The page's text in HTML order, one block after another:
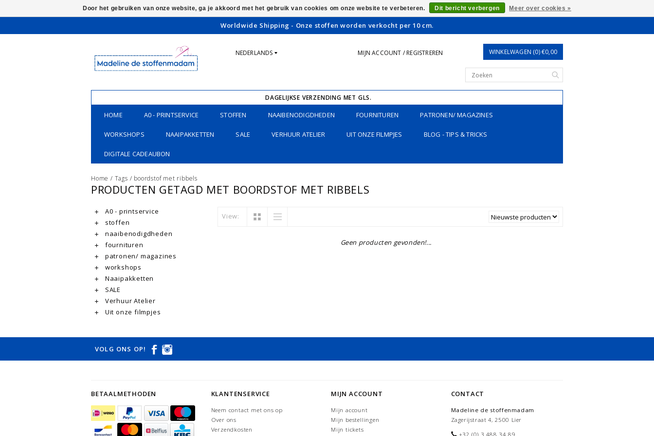
Worldwide Shipping - Onze stoffen worden verkocht per 10 cm.
NEDERLANDS MIJN ACCOUNT / REGISTREREN WINKELWAGEN (0) €0,00
DAGELIJKSE VERZENDING MET GLS.
HOME A0 - PRINTSERVICE STOFFEN NAAIBENODIGDHEDEN FOURNITUREN PATRONEN/ MAGAZINES
WORKSHOPS NAAIPAKKETTEN SALE VERHUUR ATELIER UIT ONZE FILMPJES BLOG - TIPS & TRICKS
DIGITALE CADEAUBON
Home / Tags / boordstof met ribbels
PRODUCTEN GETAGD MET BOORDSTOF MET RIBBELS
A0 - printservice
stoffen
naaibenodigdheden
fournituren
patronen/ magazines
workshops
Naaipakketten
SALE
Verhuur Atelier
Uit onze filmpjes
View:
Geen producten gevonden!...
VOLG ONS OP!
BETAALMETHODEN KLANTENSERVICE
Neem contact met ons op
Over ons
Verzendkosten
MIJN ACCOUNT
Mijn account
Mijn bestellingen
Mijn tickets
CONTACT
Madeline de stoffenmadam
Zagerijstraat 4, 2500 Lier
+32 (0) 3 488 34 89
Door het gebruiken van onze website, ga je akkoord met het gebruik van cookies om onze website te verbeteren. Dit bericht verbergen Meer over cookies »